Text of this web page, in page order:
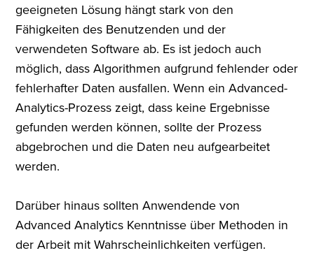
geeigneten Lösung hängt stark von den
Fähigkeiten des Benutzenden und der
verwendeten Software ab. Es ist jedoch auch
möglich, dass Algorithmen aufgrund fehlender oder
fehlerhafter Daten ausfallen. Wenn ein Advanced-
Analytics-Prozess zeigt, dass keine Ergebnisse
gefunden werden können, sollte der Prozess
abgebrochen und die Daten neu aufgearbeitet
werden.
Darüber hinaus sollten Anwendende von
Advanced Analytics Kenntnisse über Methoden in
der Arbeit mit Wahrscheinlichkeiten verfügen.